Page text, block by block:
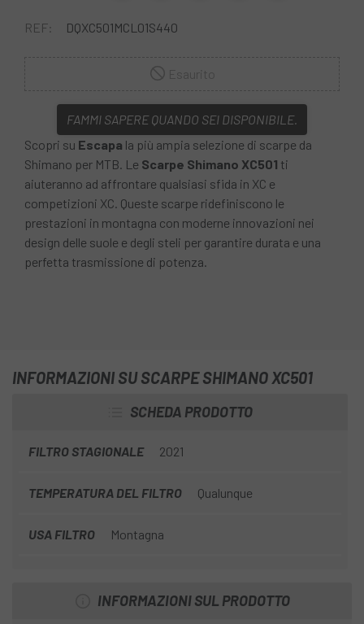
REF: DQXC501MCL01S440
FAMMI SAPERE QUANDO SEI DISPONIBILE.
Scopri su Escapa la più ampia selezione di scarpe da
Shimano per MTB. Le Scarpe Shimano XC501 ti
aiuteranno ad affrontare qualsiasi sfida in XC e
competizioni XC. Queste scarpe ridefiniscono le
prestazioni in montagna con moderne innovazioni nei
design delle suole e degli steli per garantire durata e una
perfetta trasmissione di potenza.
INFORMAZIONI SU SCARPE SHIMANO XC501
SCHEDA PRODOTTO
FILTRO STAGIONALE 2021
TEMPERATURA DEL FILTRO Qualunque
USA FILTRO Montagna
INFORMAZIONI SUL PRODOTTO